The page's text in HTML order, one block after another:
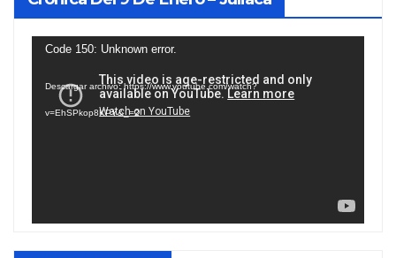
Reproductor
vídeo
Code 150: Unknown error.
Descargar archivo: https://www.youtube.com/watch?
v=EhSPkop8KPY&_=2